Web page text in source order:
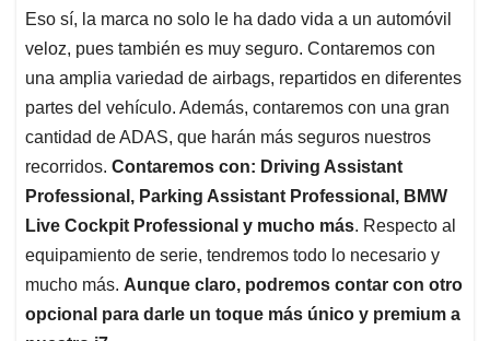
Eso sí, la marca no solo le ha dado vida a un automóvil
veloz, pues también es muy seguro. Contaremos con
una amplia variedad de airbags, repartidos en diferentes
partes del vehículo. Además, contaremos con una gran
cantidad de ADAS, que harán más seguros nuestros
recorridos. Contaremos con: Driving Assistant
Professional, Parking Assistant Professional, BMW
Live Cockpit Professional y mucho más. Respecto al
equipamiento de serie, tendremos todo lo necesario y
mucho más. Aunque claro, podremos contar con otro
opcional para darle un toque más único y premium a